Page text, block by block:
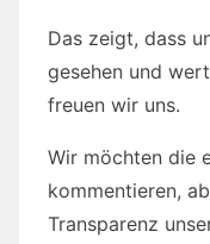
Das zeigt, dass
gesehen und
freuen wir uns.
Wir möchten die
kommentieren,
Transparenz